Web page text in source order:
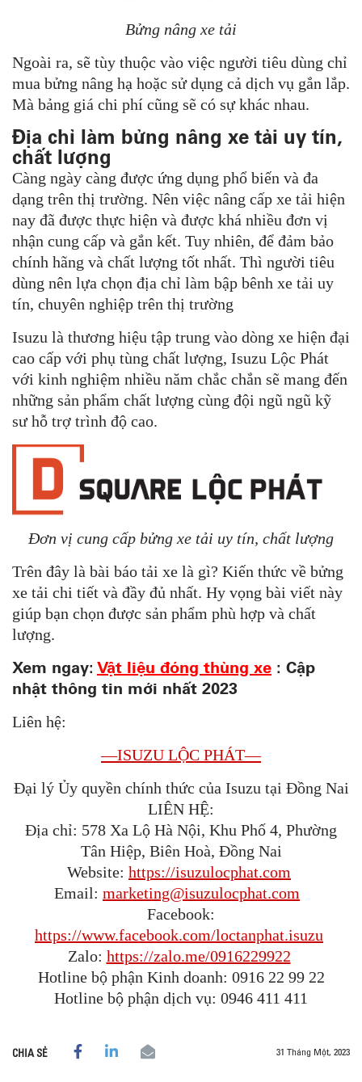
Bửng nâng xe tải
Ngoài ra, sẽ tùy thuộc vào việc người tiêu dùng chỉ
mua bửng nâng hạ hoặc sử dụng cả dịch vụ gắn lắp.
Mà bảng giá chi phí cũng sẽ có sự khác nhau.
Địa chỉ làm bửng nâng xe tải uy tín,
chất lượng
Càng ngày càng được ứng dụng phổ biến và đa
dạng trên thị trường. Nên việc nâng cấp xe tải hiện
nay đã được thực hiện và được khá nhiều đơn vị
nhận cung cấp và gắn kết. Tuy nhiên, để đảm bảo
chính hãng và chất lượng tốt nhất. Thì người tiêu
dùng nên lựa chọn địa chỉ làm bập bênh xe tải uy
tín, chuyên nghiệp trên thị trường
Isuzu là thương hiệu tập trung vào dòng xe hiện đại
cao cấp với phụ tùng chất lượng, Isuzu Lộc Phát
với kinh nghiệm nhiều năm chắc chắn sẽ mang đến
những sản phẩm chất lượng cùng đội ngũ ngũ kỹ
sư hỗ trợ trình độ cao.
Đơn vị cung cấp bửng xe tải uy tín, chất lượng
Trên đây là bài báo tải xe là gì? Kiến thức về bửng
xe tải chi tiết và đầy đủ nhất. Hy vọng bài viết này
giúp bạn chọn được sản phẩm phù hợp và chất
lượng.
Xem ngay: Vật liệu đóng thùng xe : Cập
nhật thông tin mới nhất 2023
Liên hệ:
—ISUZU LỘC PHÁT—
Đại lý Ủy quyền chính thức của Isuzu tại Đồng Nai
LIÊN HỆ:
Địa chỉ: 578 Xa Lộ Hà Nội, Khu Phố 4, Phường
Tân Hiệp, Biên Hoà, Đồng Nai
Website: https://isuzulocphat.com
Email: marketing@isuzulocphat.com
Facebook:
https://www.facebook.com/loctanphat.isuzu
Zalo: https://zalo.me/0916229922
Hotline bộ phận Kinh doanh: 0916 22 99 22
Hotline bộ phận dịch vụ: 0946 411 411
CHIA SẺ 31 Tháng Một, 2023